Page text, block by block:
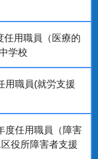
任用職員（医療的
学校
用職員(就労支援
度任用職員（障害
役所障害者支援